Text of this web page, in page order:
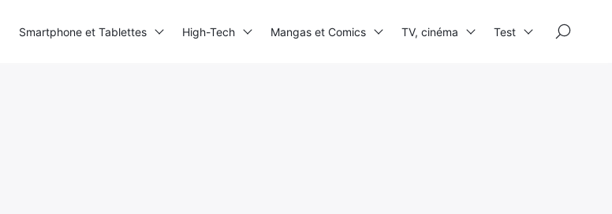
Smartphone et Tablettes High-Tech Mangas et Comics TV, cinéma Test